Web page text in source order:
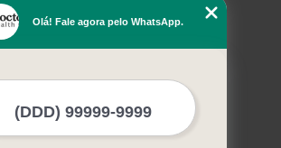
Missão
Olá! Fale agora pelo WhatsApp.